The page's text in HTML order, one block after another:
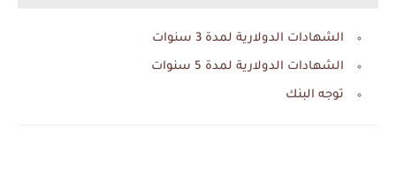
الشهادات الدولارية لمدة 3 سنوات
الشهادات الدولارية لمدة 5 سنوات
توجه البنك